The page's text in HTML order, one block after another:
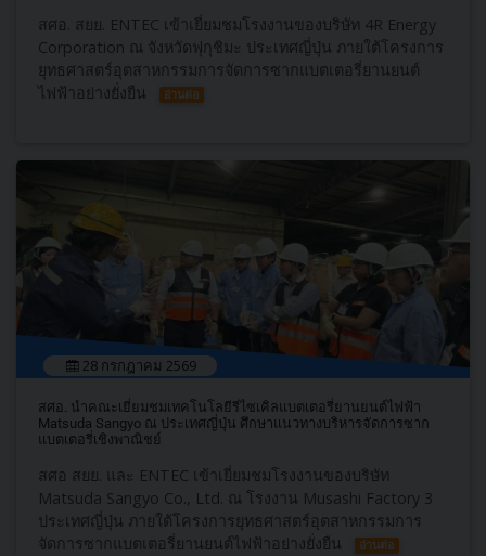
สศอ. สยย. ENTEC เข้าเยี่ยมชมโรงงานของบริษัท 4R Energy
Corporation ณ จังหวัดฟุกุชิมะ ประเทศญี่ปุ่น ภายใต้โครงการ
ยุทธศาสตร์อุตสาหกรรมการจัดการซากแบตเตอรี่ยานยนต์
ไฟฟ้าอย่างยั่งยืน
อ่านต่อ
28 กรกฎาคม 2569
สศอ. นำคณะเยี่ยมชมเทคโนโลยีรีไซเคิลแบตเตอรี่ยานยนต์ไฟฟ้า
Matsuda Sangyo ณ ประเทศญี่ปุ่น ศึกษาแนวทางบริหารจัดการซาก
แบตเตอรี่เชิงพาณิชย์
สศอ สยย. และ ENTEC เข้าเยี่ยมชมโรงงานของบริษัท
Matsuda Sangyo Co., Ltd. ณ โรงงาน Musashi Factory 3
ประเทศญี่ปุ่น ภายใต้โครงการยุทธศาสตร์อุตสาหกรรมการ
จัดการซากแบตเตอรี่ยานยนต์ไฟฟ้าอย่างยั่งยืน
อ่านต่อ